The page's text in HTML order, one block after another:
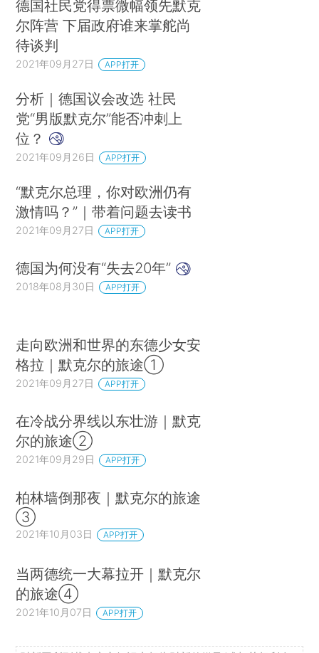
德国社民党得票微幅领先默克
尔阵营 下届政府谁来掌舵尚
待谈判
2021年09月27日 APP打开
分析｜德国议会改选 社民
党“男版默克尔”能否冲刺上
位？
2021年09月26日 APP打开
“默克尔总理，你对欧洲仍有
激情吗？”｜带着问题去读书
2021年09月27日 APP打开
德国为何没有“失去20年”
2018年08月30日 APP打开
走向欧洲和世界的东德少女安
格拉｜默克尔的旅途①
2021年09月27日 APP打开
在冷战分界线以东壮游｜默克
尔的旅途②
2021年09月29日 APP打开
柏林墙倒那夜｜默克尔的旅途
③
2021年10月03日 APP打开
当两德统一大幕拉开｜默克尔
的旅途④
2021年10月07日 APP打开